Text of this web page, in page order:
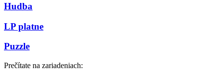
Hudba
LP platne
Puzzle
Prečítate na zariadeniach: